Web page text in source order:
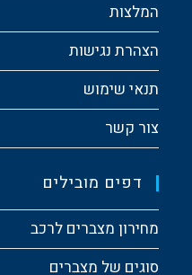
המלצות
הצהרת נגישות
תנאי שימוש
צור קשר
דפים מובילים
מחירון מצברים לרכב
סוגים של מצברים